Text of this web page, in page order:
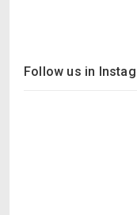
Follow us in